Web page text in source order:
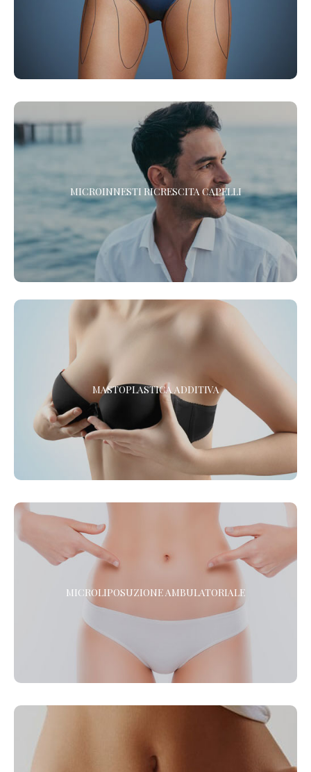
non chirurgica alla Liposuzione che elimina adiposità e maniglie
dell’amore, senza chirurgia. *
MICROINNESTI RICRESCITA CAPELLI
RIGENERA™ - MICROINNESTI RICRESCITA CAPELLI
Scopri il nuovo protocollo di Medicina Rigenerativa Cellulare per
la ricrescita dei tuoi capelli. In un solo trattamento.
MASTOPLASTICA ADDITIVA
MASTOPLASTICA ADDITIVA IN ANESTESIA LOCALE
La Chirurgia Estetica senza sedazione né anestesia.
MICROLIPOSUZIONE AMBULATORIALE
MICROLIPOSUZIONE AMBULATORIALE AD
La Microliposuzione viene praticata con il CAV CELL INTRA
PLUS, una nuovissima attrezzatura per la soft-liposcultura.
LIPOSUZIONE BODYTITE